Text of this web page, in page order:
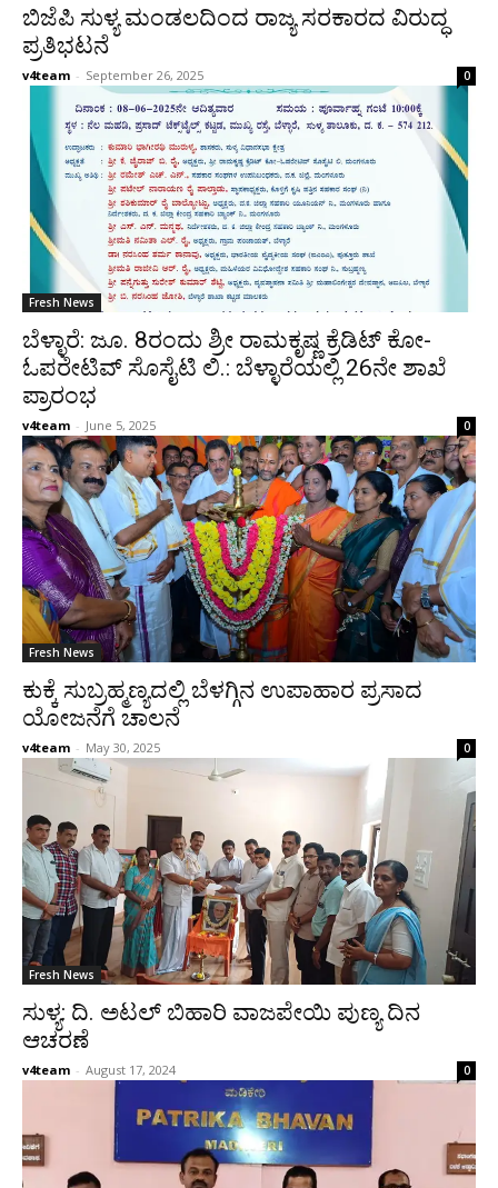
ಬಿಜೆಪಿ ಸುಳ್ಯ ಮಂಡಲದಿಂದ ರಾಜ್ಯ ಸರಕಾರದ ವಿರುದ್ಧ
ಪ್ರತಿಭಟನೆ
v4team - September 26, 2025 0
Fresh News
ಬೆಳ್ಳಾರೆ: ಜೂ. 8ರಂದು ಶ್ರೀ ರಾಮಕೃಷ್ಣ ಕ್ರೆಡಿಟ್ ಕೋ-
ಓಪರೇಟಿವ್ ಸೊಸೈಟಿ ಲಿ.: ಬೆಳ್ಳಾರೆಯಲ್ಲಿ 26ನೇ ಶಾಖೆ
ಪ್ರಾರಂಭ
v4team - June 5, 2025 0
Fresh News
ಕುಕ್ಕೆ ಸುಬ್ರಹ್ಮಣ್ಯದಲ್ಲಿ ಬೆಳಗ್ಗಿನ ಉಪಾಹಾರ ಪ್ರಸಾದ
ಯೋಜನೆಗೆ ಚಾಲನೆ
v4team - May 30, 2025 0
Fresh News
ಸುಳ್ಯ: ದಿ. ಅಟಲ್ ಬಿಹಾರಿ ವಾಜಪೇಯಿ ಪುಣ್ಯ ದಿನ
ಆಚರಣೆ
v4team - August 17, 2024 0